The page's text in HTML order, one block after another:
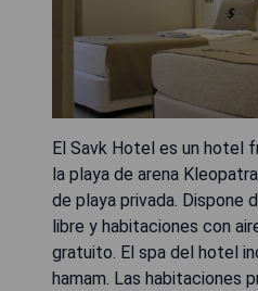
El Savk Hotel es un hotel
la playa de arena
de playa privada. Dispone
libre y habitaciones con
gratuito. El spa del hotel
hamam. Las habitaciones